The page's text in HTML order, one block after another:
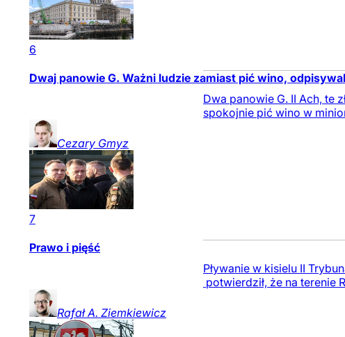
6
Dwaj panowie G. Ważni ludzie zamiast pić wino,
Dwa panowie G. II Ach, te
spokojnie pić wino w
Cezary Gmyz
7
Prawo i pięść
Pływanie w kisielu II
potwierdził, że na terenie
Rafał A. Ziemkiewicz